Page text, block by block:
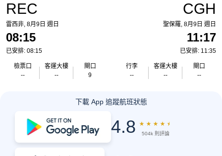
REC
雷西非, 8月9日 週日
08:15
已安排: 08:15
檢票口
--
客運大樓
--
閘口
9
CGH
聖保羅, 8月9日 週日
11:17
已安排: 11:35
行李
--
客運大樓
--
閘口
--
下載 App 追蹤航班狀態
4.8 ★ ★ ★ ★ ★
504k 則評論